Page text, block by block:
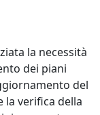
la necessità
dei piani
del
la verifica della